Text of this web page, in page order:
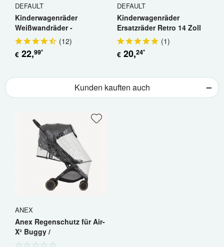
DEFAULT
Kinderwagenräder
Weißwandräder -
Ersatzräder 14 Zoll Retro
(12)
€ 22,99*
DEFAULT
Kinderwagenräder
Ersatzräder Retro 14 Zoll
(1)
€ 20,24*
Kunden kauften auch
ANEX
Anex Regenschutz für Air-
X² Buggy /
Sportkinderwagen